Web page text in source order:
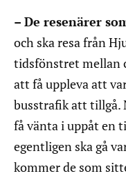
– De resenärer
och ska resa från
tidsfönstret mellan
att få uppleva att
busstrafik att tillgå.
få vänta i uppåt en
egentligen ska gå
kommer de som